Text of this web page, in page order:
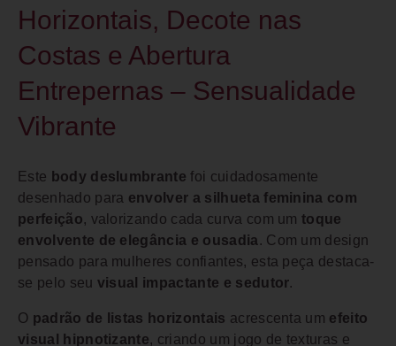
Horizontais, Decote nas
Costas e Abertura
Entrepernas – Sensualidade
Vibrante
Este body deslumbrante foi cuidadosamente
desenhado para envolver a silhueta feminina com
perfeição, valorizando cada curva com umtoque
envolvente de elegância e ousadia . Com um design
pensado para mulheres confiantes, esta peça destaca-
se pelo seu visual impactante e sedutor.
O padrão de listas horizontais acrescenta um efeito
visual hipnotizante, criando um jogo de texturas e